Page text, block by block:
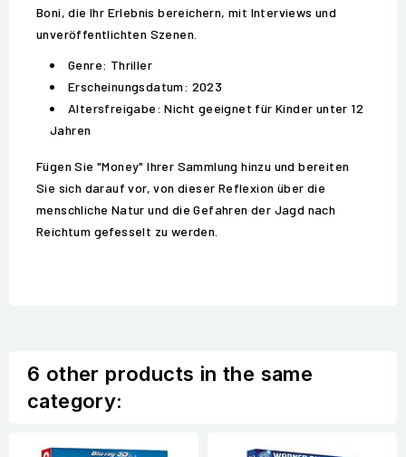
Boni, die Ihr Erlebnis bereichern, mit Interviews und
unveröffentlichten Szenen.
Genre: Thriller
Erscheinungsdatum: 2023
Altersfreigabe: Nicht geeignet für Kinder unter 12
Jahren
Fügen Sie "Money" Ihrer Sammlung hinzu und bereiten
Sie sich darauf vor, von dieser Reflexion über die
menschliche Natur und die Gefahren der Jagd nach
Reichtum gefesselt zu werden.
6 other products in the same
category: